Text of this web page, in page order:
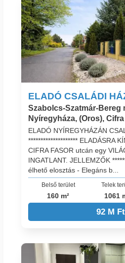
ELADÓ CSALÁDI
Szabolcs-Szatmár-Bereg
Nyíregyháza, (Oros),
ELADÓ NYÍREGYHÁZÁN
******************** ELADÁSRA
CIFRA FASOR utcán egy
INGATLANT. JELLEMZŐK
élhető elosztás - Elegáns b...
Belső terület
160 m²
Telek
1061
92 M Ft